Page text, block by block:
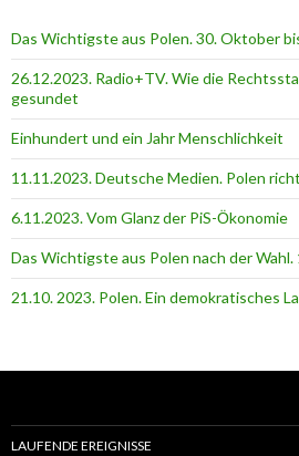
Das Wichtigste aus Polen. 30. Oktober
26.12.2023. Radio+TV. Wie die
gesundet
Einhundert und ein Jahr Menschlichkeit
11.11.2023. Deutsche Medien. Polen
6.11.2023. Vom Glanz der PiS-Ӧkonomie
Das Wichtigste aus Polen nach der
21.10. 2023. Polen. Ein demokratisches
LAUFENDE EREIGNISSE